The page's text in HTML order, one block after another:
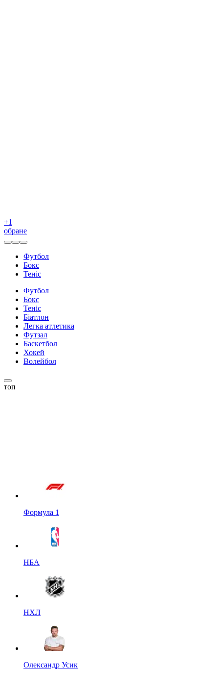
+1
обране
Футбол
Бокс
Теніс
Футбол
Бокс
Теніс
Біатлон
Легка атлетика
Футзал
Баскетбол
Хокей
Волейбол
топ
Формула 1
НБА
НХЛ
Олександр Усик